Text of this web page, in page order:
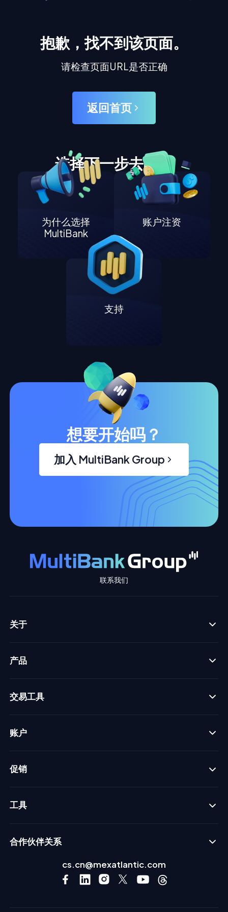
抱歉，找不到该页面。
请检查页面URL是否正确
返回首页
选择下一步去哪里
为什么选择
MultiBank
账户注资
支持
想要开始吗？
加入 MultiBank Group
联系我们
关于
产品
交易工具
账户
促销
工具
合作伙伴关系
cs.cn@mexatlantic.com